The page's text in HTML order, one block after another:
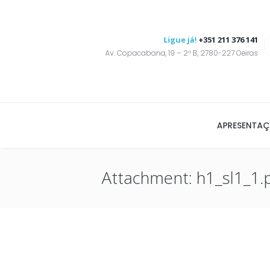
Ligue já! +351 211 376 141
Av. Copacabana, 19 – 2º B, 2780-227 Oeiras
Attachment: